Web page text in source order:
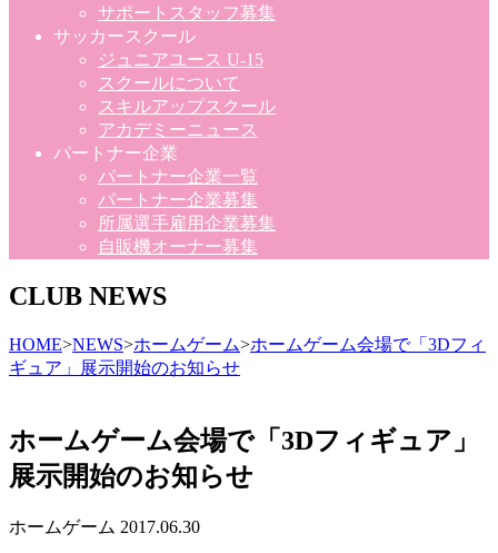
サポートスタッフ募集
サッカースクール
ジュニアユース U-15
スクールについて
スキルアップスクール
アカデミーニュース
パートナー企業
パートナー企業一覧
パートナー企業募集
所属選手雇用企業募集
自販機オーナー募集
CLUB NEWS
HOME>NEWS>ホームゲーム>ホームゲーム会場で「3Dフィ
ギュア」展示開始のお知らせ
ホームゲーム会場で「3Dフィギュア」
展示開始のお知らせ
ホームゲーム 2017.06.30